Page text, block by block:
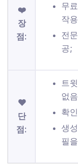
❤️
장
점:
무
작
전
공;
❤
단
점:
트
없
확
생
필